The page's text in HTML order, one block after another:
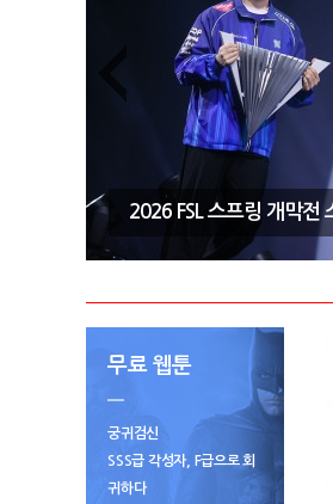
2026 FSL 스프링 개막전
무료 웹툰
궁귀검신
SSS급 각성자, F급으로 회
귀하다